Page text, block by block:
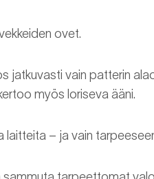
ovet.
jatkuvasti vain patterin
myös loriseva ääni.
laitteita – ja vain